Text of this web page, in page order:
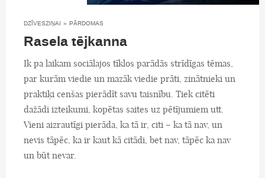
DZĪVESZIŅAI » PĀRDOMAS
Rasela tējkanna
Ik pa laikam sociālajos tīklos parādās strīdīgas tēmas,
par kurām viedie un mazāk viedie prāti, zinātnieki un
praktiķi cenšas pierādīt savu taisnību. Tiek citēti
dažādi izteikumi, kopētas saites uz pētījumiem utt.
Vieni aizrautīgi pierāda, ka tā ir, citi – ka tā nav, un
nevis tāpēc, ka ir kaut kā citādi, bet nav, tāpēc ka nav
un būt nevar.